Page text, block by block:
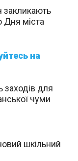
закликають
Дня міста
заходів для
чуми
шкільний